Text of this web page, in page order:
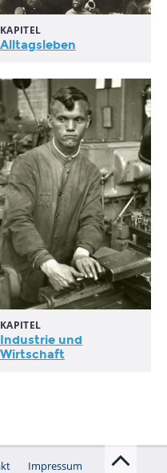
KAPITEL
Alltagsleben
KAPITEL
Industrie und
Wirtschaft
Impressum